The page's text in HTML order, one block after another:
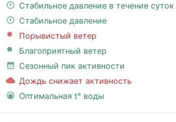
Стабильное давление в течение суток
Стабильное давление
Порывистый ветер
Благоприятный ветер
Сезонный пик активности
Дождь снижает активность
Оптимальная t° воды